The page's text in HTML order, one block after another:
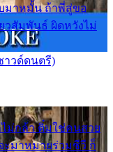
บมาหมั้น ถ้าพี่สู่ขอ
วสัมพันธ์ ผิดหวังไม่
าวด์ดนตรี)
ม่กล้า ติ๋มใช่คนสวย
ะมาหมายร่วมชีวี ก็